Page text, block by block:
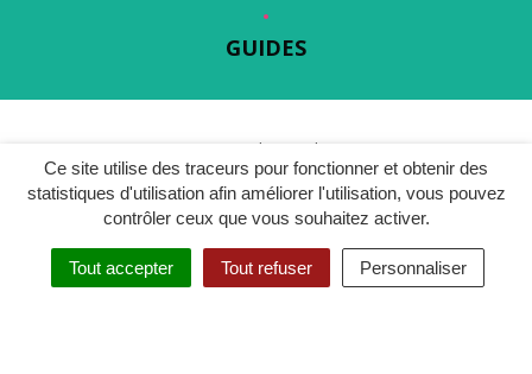
Ce site utilise des traceurs pour fonctionner et obtenir des
statistiques d'utilisation afin améliorer l'utilisation, vous pouvez
contrôler ceux que vous souhaitez activer.
Tout accepter Tout refuser Personnaliser
GUIDES
Gestion des cookies
Plan du site
Mentions légales
Accessibilité